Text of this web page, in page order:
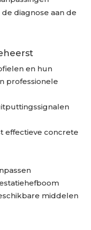
diagnose aan de
en hun
professionele
effectieve concrete
middelen